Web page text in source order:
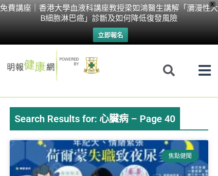
X
免費講座｜香港大學血液科講座教授梁如鴻醫生講解「瀰漫性大
B細胞淋巴癌」診斷及如何降低復發風險
立即報名
Skip
Search Results for: 心臟病 – Page 40
焦點健聞
Page PagePagePagePagePage Page